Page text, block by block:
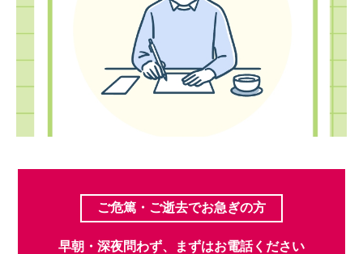
ご危篤・ご逝去でお急ぎの方
早朝・深夜問わず、 まずはお電話ください